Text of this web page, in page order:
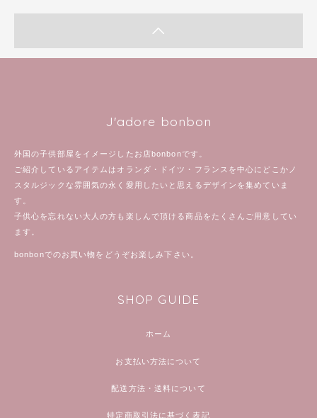
J'adore bonbon
外国の子供部屋をイメージしたお店bonbonです。
ご紹介しているアイテムはオランダ・ドイツ・フランスを中心にどこかノ
スタルジックな雰囲気の永く愛用したいと思えるデザインを集めていま
す。
子供心を忘れない大人の方も楽しんで頂ける商品をたくさんご用意してい
ます。
bonbonでのお買い物をどうぞお楽しみ下さい。
SHOP GUIDE
ホーム
お支払い方法について
配送方法・送料について
特定商取引法に基づく表記